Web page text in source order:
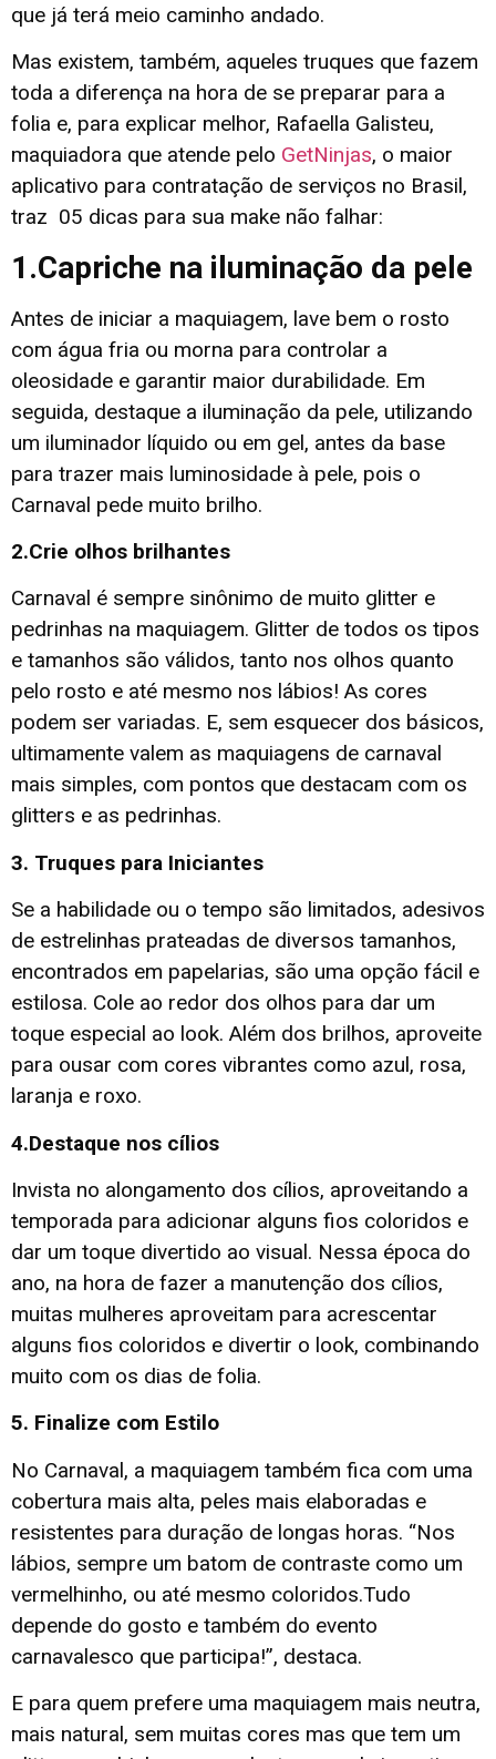
que já terá meio caminho andado.
Mas existem, também, aqueles truques que fazem
toda a diferença na hora de se preparar para a
folia e, para explicar melhor, Rafaella Galisteu,
maquiadora que atende pelo GetNinjas, o maior
aplicativo para contratação de serviços no Brasil,
traz 05 dicas para sua make não falhar:
1.Capriche na iluminação da pele
Antes de iniciar a maquiagem, lave bem o rosto
com água fria ou morna para controlar a
oleosidade e garantir maior durabilidade. Em
seguida, destaque a iluminação da pele, utilizando
um iluminador líquido ou em gel, antes da base
para trazer mais luminosidade à pele, pois o
Carnaval pede muito brilho.
2.Crie olhos brilhantes
Carnaval é sempre sinônimo de muito glitter e
pedrinhas na maquiagem. Glitter de todos os tipos
e tamanhos são válidos, tanto nos olhos quanto
pelo rosto e até mesmo nos lábios! As cores
podem ser variadas. E, sem esquecer dos básicos,
ultimamente valem as maquiagens de carnaval
mais simples, com pontos que destacam com os
glitters e as pedrinhas.
3. Truques para Iniciantes
Se a habilidade ou o tempo são limitados, adesivos
de estrelinhas prateadas de diversos tamanhos,
encontrados em papelarias, são uma opção fácil e
estilosa. Cole ao redor dos olhos para dar um
toque especial ao look. Além dos brilhos, aproveite
para ousar com cores vibrantes como azul, rosa,
laranja e roxo.
4.Destaque nos cílios
Invista no alongamento dos cílios, aproveitando a
temporada para adicionar alguns fios coloridos e
dar um toque divertido ao visual. Nessa época do
ano, na hora de fazer a manutenção dos cílios,
muitas mulheres aproveitam para acrescentar
alguns fios coloridos e divertir o look, combinando
muito com os dias de folia.
5. Finalize com Estilo
No Carnaval, a maquiagem também fica com uma
cobertura mais alta, peles mais elaboradas e
resistentes para duração de longas horas. “Nos
lábios, sempre um batom de contraste como um
vermelhinho, ou até mesmo coloridos.Tudo
depende do gosto e também do evento
carnavalesco que participa!”, destaca.
E para quem prefere uma maquiagem mais neutra,
mais natural, sem muitas cores mas que tem um